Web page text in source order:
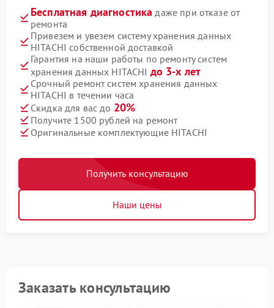
Бесплатная диагностика даже при отказе от
ремонта
Привезем и увезем систему хранения данных
HITACHI собственной доставкой
Гарантия на наши работы по ремонту систем
хранения данных HITACHI до 3-х лет
Срочный ремонт систем хранения данных
HITACHI в течении часа
Скидка для вас до 20%
Получите 1500 рублей на ремонт
Оригинальные комплектующие HITACHI
Получить консультацию
Наши цены
Заказать консультацию